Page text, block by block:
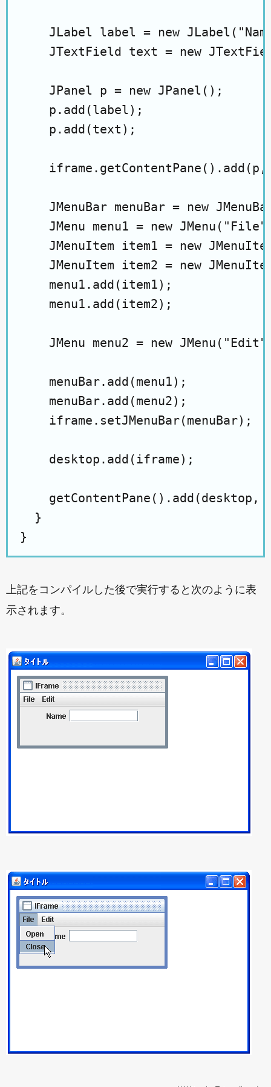
JLabel label = new
JTextField text = new
    JPanel p = new JPanel();
    p.add(label);
    p.add(text);
JMenuBar menuBar = new
JMenu menu1 = new
JMenuItem item1 = new
JMenuItem item2 = new
    menu1.add(item1);
    menu1.add(item2);
JMenu menu2 = new
    menuBar.add(menu1);
    menuBar.add(menu2);
    iframe.setJMenuBar(menuBar);
    desktop.add(iframe);
getContentPane().add(desktop,
  }
上記をコンパイルした後で実行すると次のように表
示されます。